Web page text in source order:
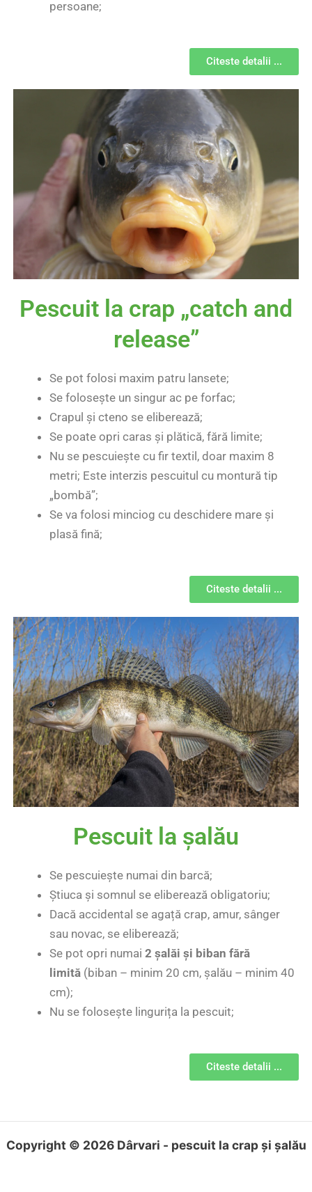
persoane;
Citeste detalii ...
Pescuit la crap „catch and
release”
Se pot folosi maxim patru lansete;
Se folosește un singur ac pe forfac;
Crapul și cteno se eliberează;
Se poate opri caras și plătică, fără limite;
Nu se pescuiește cu fir textil, doar maxim 8
metri; Este interzis pescuitul cu montură tip
„bombă”;
Se va folosi minciog cu deschidere mare și
plasă fină;
Citeste detalii ...
Pescuit la șalău
Se pescuiește numai din barcă;
Știuca și somnul se eliberează obligatoriu;
Dacă accidental se agață crap, amur, sânger
sau novac, se eliberează;
Se pot opri numai2 șalăi și biban fără
limită (biban – minim 20 cm, șalău – minim 40
cm);
Nu se folosește lingurița la pescuit;
Citeste detalii ...
Copyright © 2026 Dârvari - pescuit la crap și șalău